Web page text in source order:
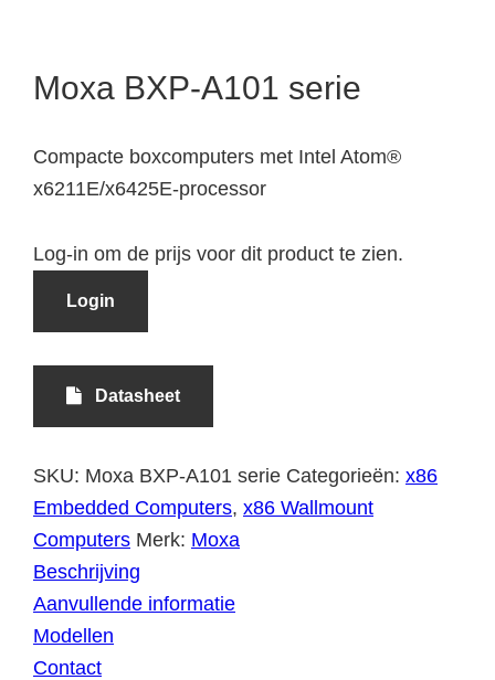
Moxa BXP-A101 serie
Compacte boxcomputers met Intel Atom®
x6211E/x6425E-processor
Log-in om de prijs voor dit product te zien.
Login
Datasheet
SKU: Moxa BXP-A101 serie Categorieën: x86
Embedded Computers, x86 Wallmount
Computers Merk: Moxa
Beschrijving
Aanvullende informatie
Modellen
Contact